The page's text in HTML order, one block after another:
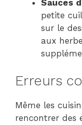
Sauces
petite
sur le
aux
Erreurs
Même les
rencontrer des